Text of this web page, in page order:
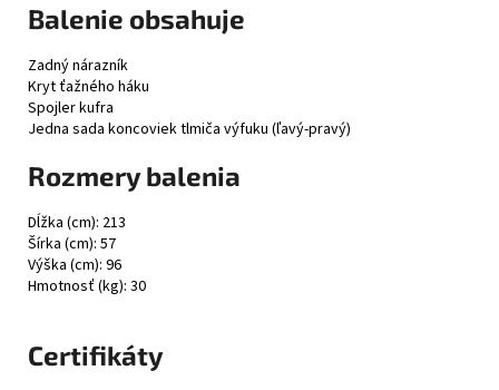
Balenie obsahuje
Zadný nárazník
Kryt ťažného háku
Spojler kufra
Jedna sada koncoviek tlmiča výfuku (ľavý-pravý)
Rozmery balenia
Dĺžka (cm): 213
Šírka (cm): 57
Výška (cm): 96
Hmotnosť (kg): 30
Certifikáty